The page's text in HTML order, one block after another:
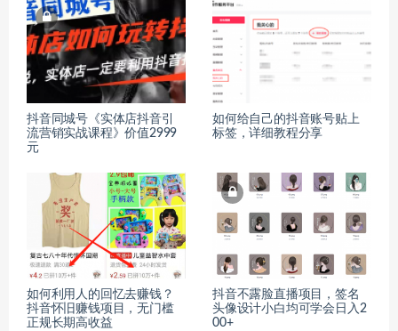
抖音同城号《实体店抖音引
流营销实战课程》价值2999
元
如何给自己的抖音账号贴上
标签，详细教程分享
如何利用人的回忆去赚钱？
抖音怀旧赚钱项目，无门槛
正规长期高收益
抖音不露脸直播项目，签名
头像设计小白均可学会日入2
00+